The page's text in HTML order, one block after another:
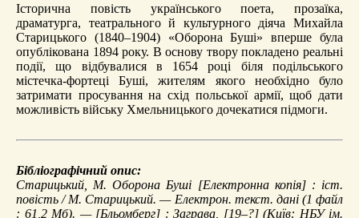
Історична повість українського поета, прозаїка,
драматурга, театрального й культурного діяча Михайла
Старицького (1840–1904) «Оборона Буші» вперше була
опублікована 1894 року. В основу твору покладено реальні
події, що відбувалися в 1654 році біля подільського
містечка-фортеці Буші, жителям якого необхідно було
затримати просування на схід польської армії, щоб дати
можливість війську Хмельницького дочекатися підмоги.
Бібліографічний опис:
Старицький, М.Оборона Буші [Електронна копія] : іст.
повість / М. Старицький. — Електрон. текст. дані (1 файл
: 61,2 Мб). — [Бльомберг] : Заграва, [19–?] (Київ: НБУ ім.